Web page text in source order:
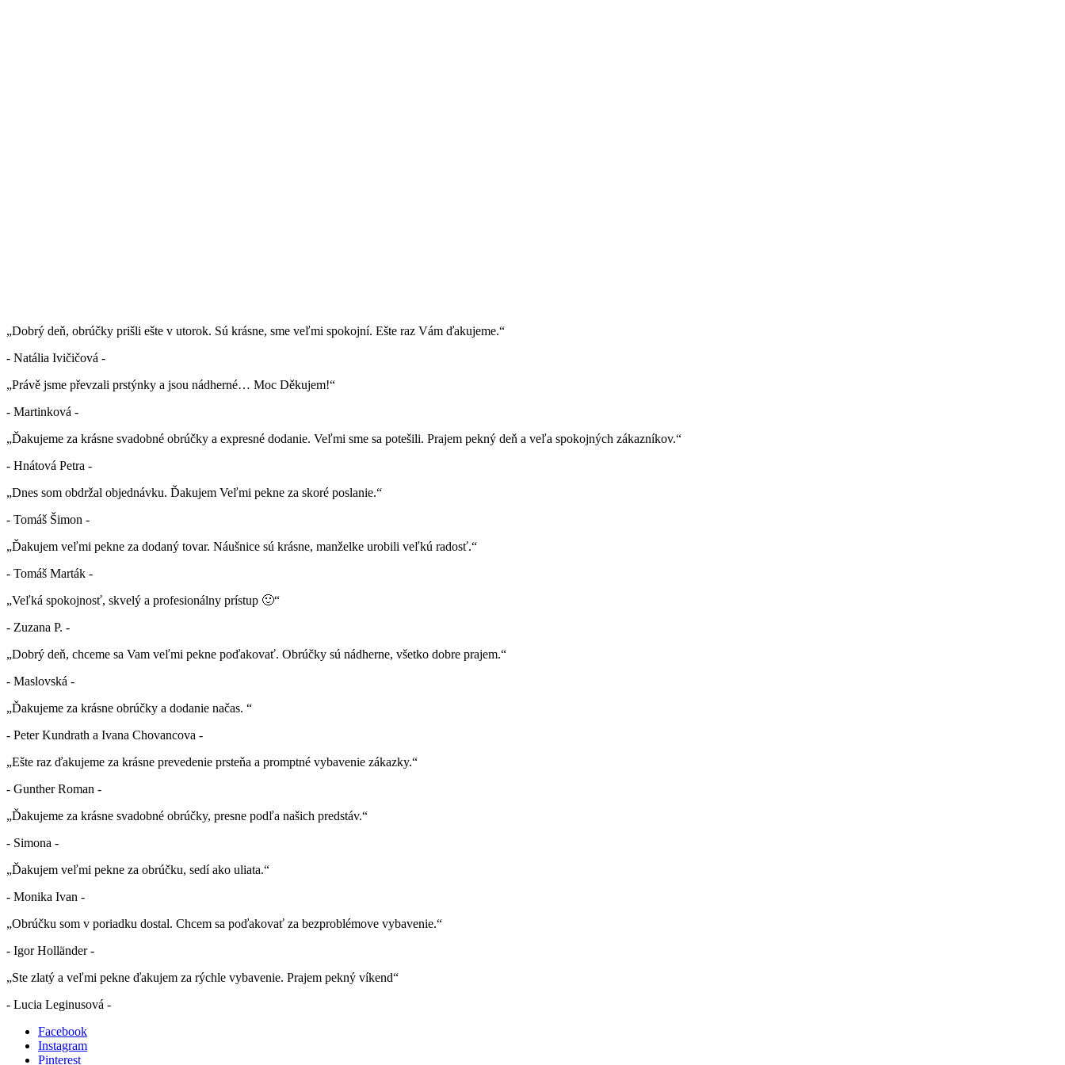
„Dobrý deň, obrúčky prišli ešte v utorok. Sú krásne, sme veľmi spokojní. Ešte raz Vám ďakujeme.“
- Natália Ivičičová -
„Právě jsme převzali prstýnky a jsou nádherné… Moc Děkujem!“
- Martinková -
„Ďakujeme za krásne svadobné obrúčky a expresné dodanie. Veľmi sme sa potešili. Prajem pekný deň a veľa spokojných zákazníkov.“
- Hnátová Petra -
„Dnes som obdržal objednávku. Ďakujem Veľmi pekne za skoré poslanie.“
- Tomáš Šimon -
„Ďakujem veľmi pekne za dodaný tovar. Náušnice sú krásne, manželke urobili veľkú radosť.“
- Tomáš Marták -
„Veľká spokojnosť, skvelý a profesionálny prístup 🙂“
- Zuzana P. -
„Dobrý deň, chceme sa Vam veľmi pekne poďakovať. Obrúčky sú nádherne, všetko dobre prajem.“
- Maslovská -
„Ďakujeme za krásne obrúčky a dodanie načas. “
- Peter Kundrath a Ivana Chovancova -
„Ešte raz ďakujeme za krásne prevedenie prsteňa a promptné vybavenie zákazky.“
- Gunther Roman -
„Ďakujeme za krásne svadobné obrúčky, presne podľa našich predstáv.“
- Simona -
„Ďakujem veľmi pekne za obrúčku, sedí ako uliata.“
- Monika Ivan -
„Obrúčku som v poriadku dostal. Chcem sa poďakovať za bezproblémove vybavenie.“
- Igor Holländer -
„Ste zlatý a veľmi pekne ďakujem za rýchle vybavenie. Prajem pekný víkend“
- Lucia Leginusová -
Facebook
Instagram
Pinterest